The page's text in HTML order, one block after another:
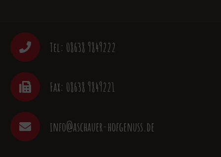
Tel: 08638 9849222
Fax: 08638 9849221
info@aschauer-hofgenuss.de